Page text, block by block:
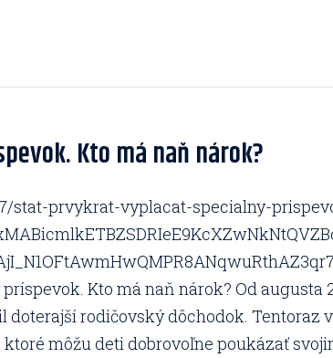
Kto má naň nárok?
stat-prvykrat-vyplacat-specialny-
Kto má naň nárok? Od
rodičovský dôchodok. Tentoraz
ktoré môžu deti dobrovoľne poukázať